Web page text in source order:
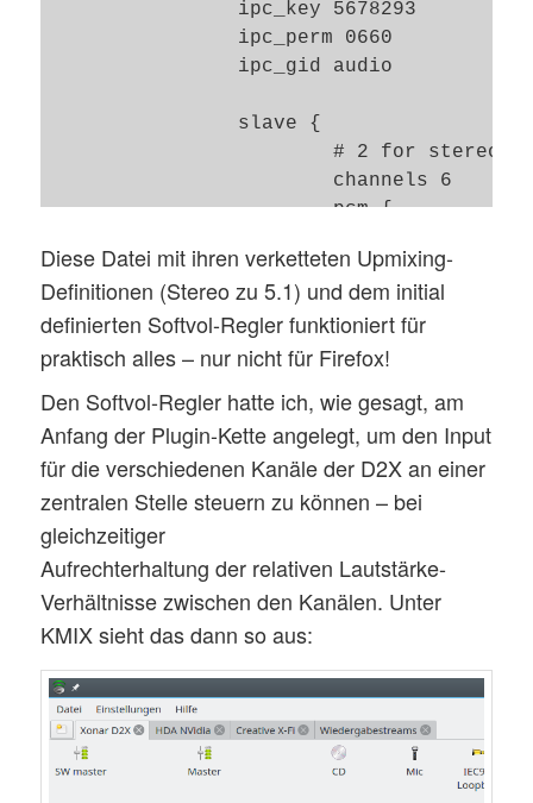
			# 2 for stereo, 6 for surround51, 8 for surround71
			pcm {
				#format S24_LE
				format S16_LE
				# 44100 or 48000
				rate 44100
				#rate 48000
				type hw
				card 0
				device 0
				subdevice 0
			}
			#period_size 512
			period_size 1024
			#period_size 512
			# 4096 might make sound crackle
Diese Datei mit ihren verketteten Upmixing-
Definitionen (Stereo zu 5.1) und dem initial
definierten Softvol-Regler funktioniert für
praktisch alles – nur nicht für Firefox!
Den Softvol-Regler hatte ich, wie gesagt, am
Anfang der Plugin-Kette angelegt, um den Input
für die verschiedenen Kanäle der D2X an einer
zentralen Stelle steuern zu können – bei
gleichzeitiger
Aufrechterhaltung der relativen Lautstärke-
Verhältnisse zwischen den Kanälen. Unter
KMIX sieht das dann so aus: